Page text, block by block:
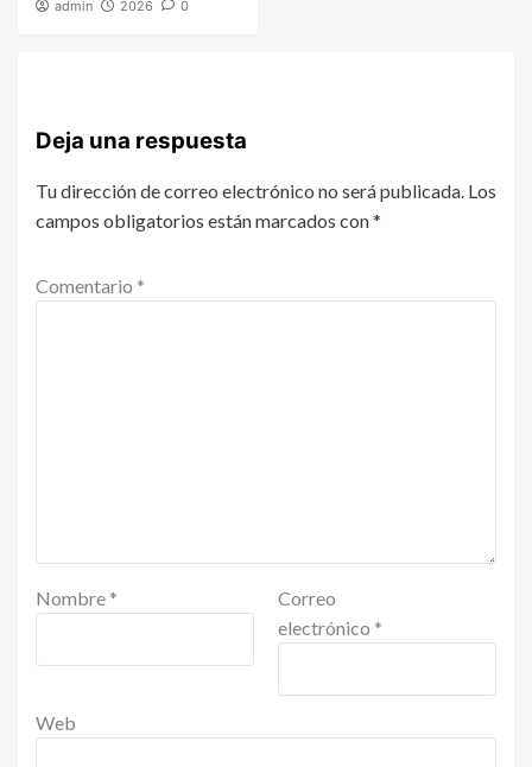
admin 2026 0
Deja una respuesta
Tu dirección de correo electrónico no será publicada. Los
campos obligatorios están marcados con*
Comentario *
Nombre *
Correo
electrónico *
Web